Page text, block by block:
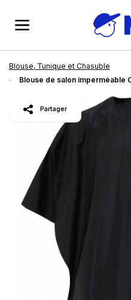
Blouse, Tunique et Chasuble
Blouse de salon imperméable
Partager
slide1